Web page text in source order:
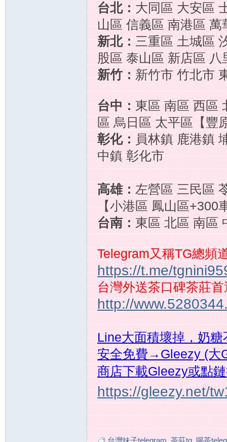
台北： 大同區 大安區
山區 信義區 南港區 萬
新北： 三重區 土城區
股區 泰山區 新店區
新竹： 新竹市 竹北市
台中： 東區 南區 西區
區 烏日區 太平區【豐
彰化： 員林鎮 鹿港鎮
中鎮 彰化市
高雄： 左營區 三民區
【小港區 鳳山區
台南： 東區 北區 南區
Telegram又稱TG總頻
https://t.me/
台灣外送茶口碑茶莊
http://
Line大面積壞掉，奶
安全免費→Gleezy (大
商店下載Gleezy或點
https://gleezy.net/
台灣妹子telegram,茶莊tg,喝茶